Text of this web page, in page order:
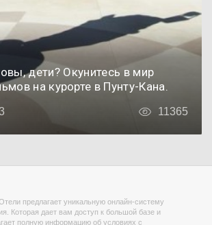
дети? Окунитесь в мир
на курорте в Пунту-Кана.
11365
предлагает уникальную онлайн-систему
Которая дает вам доступ к большой базе и
полную информацию об условиях с